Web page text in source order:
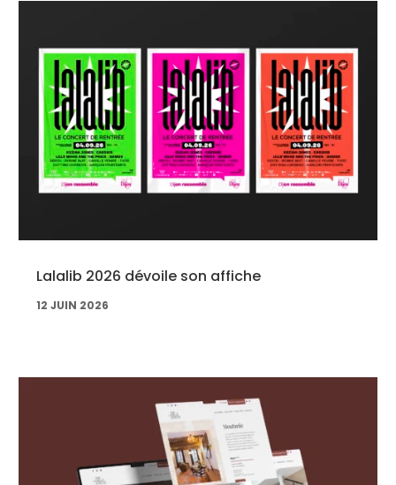
Lalalib 2026 dévoile son affiche
12 JUIN 2026